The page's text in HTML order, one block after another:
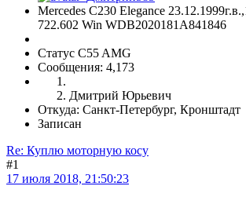
Mercedes C230 Elegance
722.602 Win WDB2020181A841846
Статус C55 AMG
Сообщения: 4,173
Дмитрий Юрьевич
Откуда: Санкт-Петербург, Кронштадт
Записан
Re: Куплю моторную косу
#1
17 июля 2018, 21:50:23